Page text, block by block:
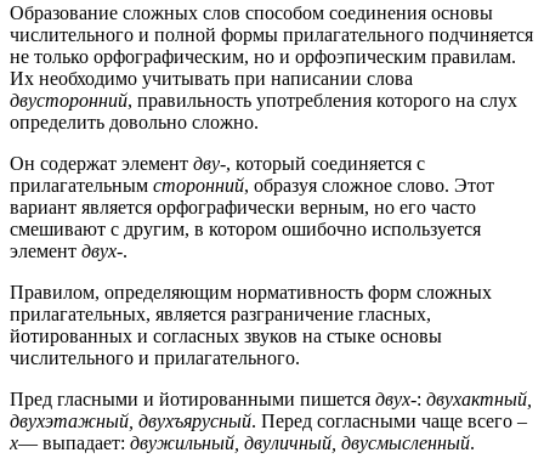
Образование сложных слов способом соединения основы
числительного и полной формы прилагательного подчиняется
не только орфографическим, но и орфоэпическим правилам.
Их необходимо учитывать при написании слова
двусторонний, правильность употребления которого на слух
определить довольно сложно.
Он содержат элемент дву-, который соединяется с
прилагательным сторонний, образуя сложное слово. Этот
вариант является орфографически верным, но его часто
смешивают с другим, в котором ошибочно используется
элемент двух-.
Правилом, определяющим нормативность форм сложных
прилагательных, является разграничение гласных,
йотированных и согласных звуков на стыке основы
числительного и прилагательного.
Пред гласными и йотированными пишется двух-: двухактный,
двухэтажный, двухъярусный. Перед согласными чаще всего –
х— выпадает: двужильный, двуличный, двусмысленный.